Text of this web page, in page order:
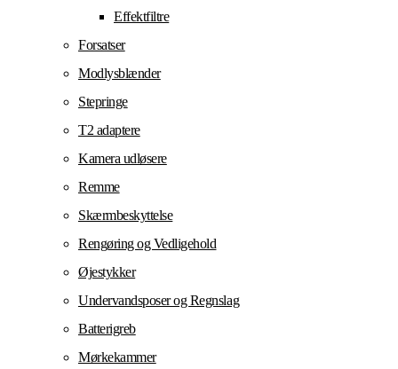
Effektfiltre
Forsatser
Modlysblænder
Stepringe
T2 adaptere
Kamera udløsere
Remme
Skærmbeskyttelse
Rengøring og Vedligehold
Øjestykker
Undervandsposer og Regnslag
Batterigreb
Mørkekammer